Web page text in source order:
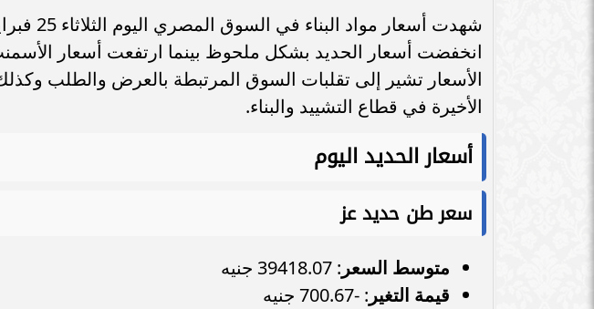
انخفضت أسعار الحديد بشكل ملحوظ بينما ارتفعت أسعار
الأسعار تشير إلى تقلبات السوق المرتبطة بالعرض والطلب
الأخيرة في قطاع التشييد والبناء.
أسعار الحديد اليوم
سعر طن حديد عز
متوسط السعر : 39418.07 جنيه
قيمة التغير : -700.67 جنيه
محمد صلاح يكشف مطربه المفضل
وأقرب أصدقائه داخل ليفربول
التفاصيل الكاملة والأسعار الرسمية